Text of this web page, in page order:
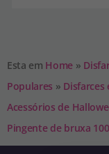
Esta em Home »
Populares » Disfarces
Acessórios de
Pingente de bruxa